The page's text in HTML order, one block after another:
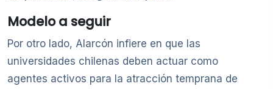
Modelo a seguir
Por otro lado, Alarcón infiere en que las
universidades chilenas deben actuar como
agentes activos para la atracción temprana de